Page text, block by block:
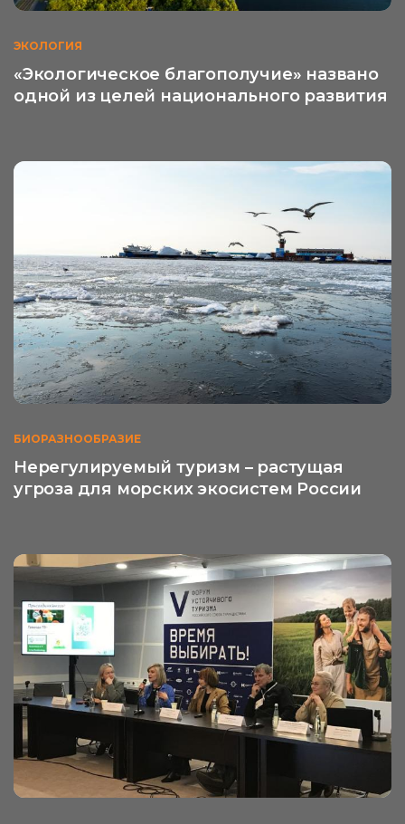
ЭКОЛОГИЯ
«Экологическое благополучие» названо
одной из целей национального развития
БИОРАЗНООБРАЗИЕ
Нерегулируемый туризм – растущая
угроза для морских экосистем России